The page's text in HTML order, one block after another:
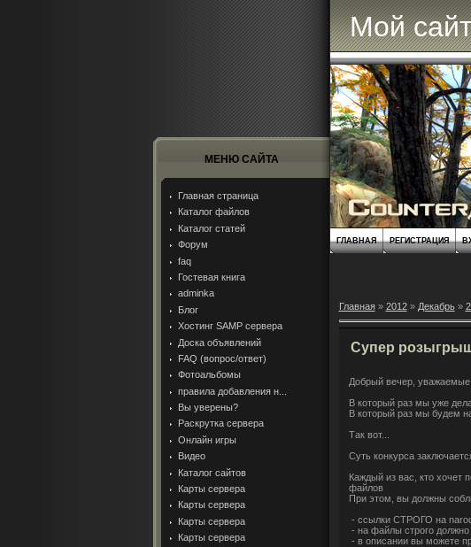
МЕНЮ САЙТА
Главная страница
Каталог файлов
Каталог статей
Форум
faq
Гостевая книга
adminka
Блог
Хостинг SAMP сервера
Доска объявлений
FAQ (вопрос/ответ)
Фотоальбомы
правила добавления н...
Вы уверены?
Раскрутка сервера
Онлайн игры
Видео
Каталог сайтов
Карты сервера
Карты сервера
Карты сервера
Карты сервера
Мой
ГЛАВНАЯ РЕГИСТРАЦИЯ
Главная» 2012 » Декабрь »
Супер
Добрый вечер, уважаемые
В который раз мы уже
В который раз мы будем
Так вот...
Суть конкурса
Каждый из вас, кто хочет
файлов
При этом, вы должны
- ссылки СТРОГО на
- на файлы строго
- в описании вы можете